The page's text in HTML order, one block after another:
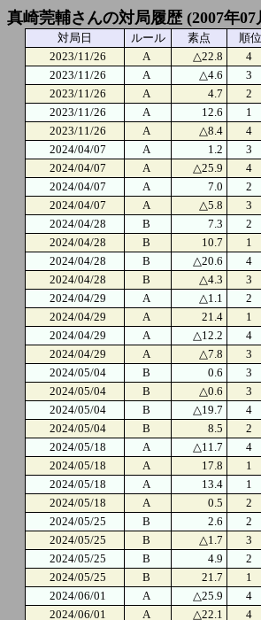
真崎莞輔さんの対局履歴 (2007年
対局日 ルール 素点 順位
2023/11/26
A △22.8 4
2023/11/26
A △4.6 3
2023/11/26
A 4.7 2
2023/11/26
A 12.6 1
2023/11/26
A △8.4 4
2024/04/07
A 1.2 3
2024/04/07
A △25.9 4
2024/04/07
A 7.0 2
2024/04/07
A △5.8 3
2024/04/28
B 7.3 2
2024/04/28
B 10.7 1
2024/04/28
B △20.6 4
2024/04/28
B △4.3 3
2024/04/29
A △1.1 2
2024/04/29
A 21.4 1
2024/04/29
A △12.2 4
2024/04/29
A △7.8 3
2024/05/04
B 0.6 3
2024/05/04
B △0.6 3
2024/05/04
B △19.7 4
2024/05/04
B 8.5 2
2024/05/18
A △11.7 4
2024/05/18
A 17.8 1
2024/05/18
A 13.4 1
2024/05/18
A 0.5 2
2024/05/25
B 2.6 2
2024/05/25
B △1.7 3
2024/05/25
B 4.9 2
2024/05/25
B 21.7 1
2024/06/01
A △25.9 4
2024/06/01
A △22.1 4